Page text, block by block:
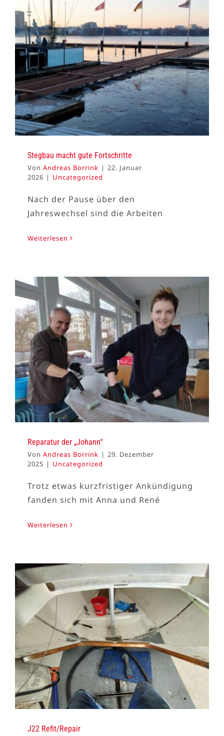
Stegbau macht gute Fortschritte
Von Andreas Borrink | 22. Januar
2026 | Uncategorized
Nach der Pause über den
Jahreswechsel sind die Arbeiten
Weiterlesen
Reparatur der „Johann“
Von Andreas Borrink | 29. Dezember
2025 | Uncategorized
Trotz etwas kurzfristiger Ankündigung
fanden sich mit Anna und René
Weiterlesen
J22 Refit/Repair